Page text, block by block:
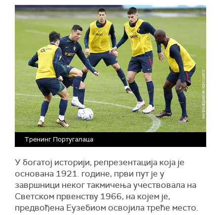
Тренинг Португалаца
У богатој историји, репрезентација која је
основана 1921. године, први пут је у
завршници неког такмичења учествовала на
Светском првенству 1966, на којем је,
предвођена Еузебиом освојила треће место.